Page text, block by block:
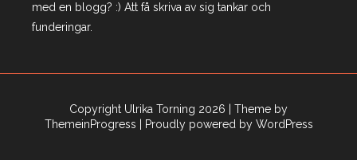
med en blogg? :) Att få skriva av sig tankar och
funderingar.
Copyright Ulrika Torning 2026
| Theme by
ThemeinProgress
| Proudly powered by WordPress